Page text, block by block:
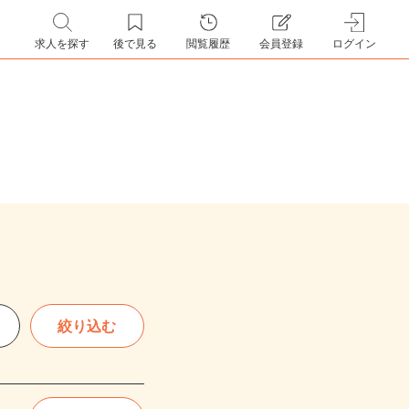
求人を探す 後で見る 閲覧履歴 会員登録 ログイン
絞り込む